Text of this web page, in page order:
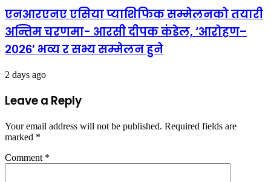
एनआरएनए एसिया प्याशिफिक सम्मेलनको तयारी
अन्तिम चरणमा- आरसी दीपक कंडेल, ‘आरोहण–
२०२६’ भव्य र सभ्य सम्मेलन हुने
2 days ago
Leave a Reply
Your email address will not be published. Required fields are
marked *
Comment *